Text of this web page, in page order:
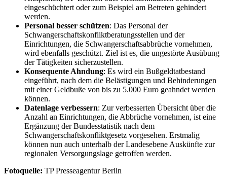
eingeschüchtert oder zum Beispiel am Betreten gehindert
werden.
Personal besser schützen: Das Personal der
Schwangerschaftskonfliktberatungsstellen und der
Einrichtungen, die Schwangerschaftsabbrüche vornehmen,
wird ebenfalls geschützt. Ziel ist es, die ungestörte Ausübung
der Tätigkeiten sicherzustellen.
Konsequente Ahndung: Es wird ein Bußgeldtatbestand
eingeführt, nach dem die Belästigungen und Behinderungen
mit einer Geldbuße von bis zu 5.000 Euro geahndet werden
können.
Datenlage verbessern: Zur verbesserten Übersicht über die
Anzahl an Einrichtungen, die Abbrüche vornehmen, ist eine
Ergänzung der Bundesstatistik nach dem
Schwangerschaftskonfliktgesetz vorgesehen. Erstmalig
können nun auch unterhalb der Landesebene Auskünfte zur
regionalen Versorgungslage getroffen werden.
Fotoquelle: TP Presseagentur Berlin